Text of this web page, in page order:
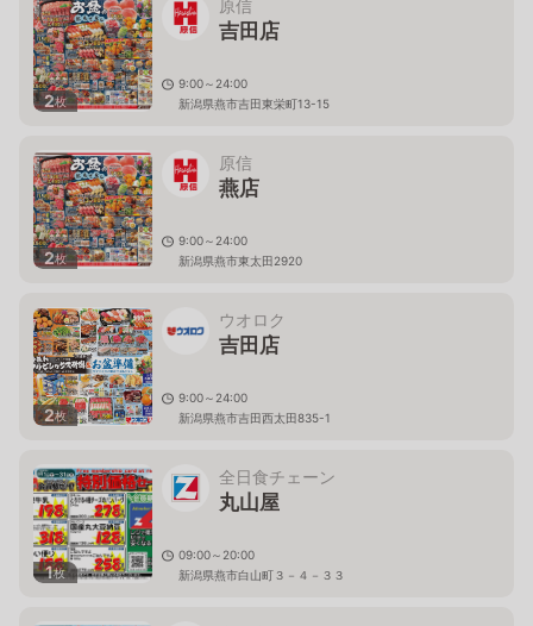
2枚
原信
吉田店
9:00～24:00
新潟県燕市吉田東栄町13-15
2枚
原信
燕店
9:00～24:00
新潟県燕市東太田2920
2枚
ウオロク
吉田店
9:00～24:00
新潟県燕市吉田西太田835-1
1枚
全日食チェーン
丸山屋
09:00～20:00
新潟県燕市白山町３－４－３３